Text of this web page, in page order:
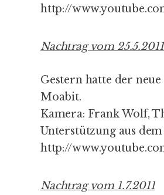
http://
Nachtrag vom
Gestern hatte der
Moabit.
Kamera: Frank Wolf,
Unterstützung aus
http://
Nachtrag vom 1.7.2011